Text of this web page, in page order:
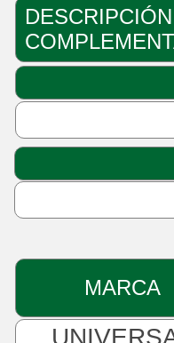
DESCRIPCIÓN
MARCA